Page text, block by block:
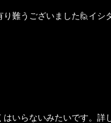
り難うございました🙋イ
いらないみたいです。